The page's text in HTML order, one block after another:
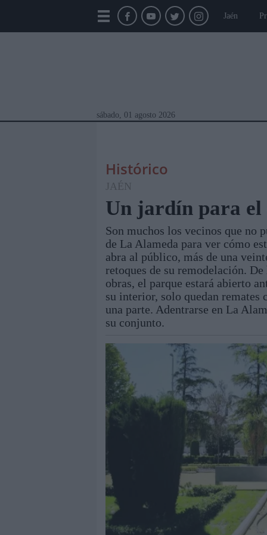
Jaén
sábado, 01 agosto 2026
Módulos Portada Jaén Provincia
Histórico
JAÉN
Un jardín para el
Son muchos los vecinos que no
de La Alameda para ver cómo
abra al público, más de una
retoques de su remodelación.
obras, el parque estará abierto
su interior, solo quedan
una parte. Adentrarse en La
su conjunto.